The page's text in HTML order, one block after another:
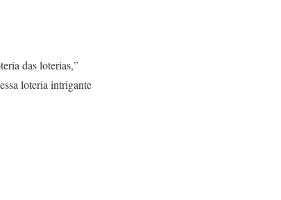
das loterias,”
loteria intrigante